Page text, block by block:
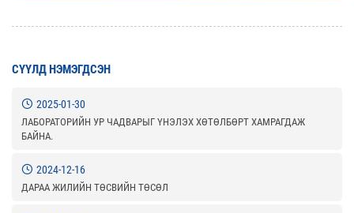
СҮҮЛД НЭМЭГДСЭН
2025-01-30
ЛАБОРАТОРИЙН УР ЧАДВАРЫГ ҮНЭЛЭХ ХӨТӨЛБӨРТ ХАМРАГДАЖ
БАЙНА.
2024-12-16
ДАРАА ЖИЛИЙН ТӨСВИЙН ТӨСӨЛ